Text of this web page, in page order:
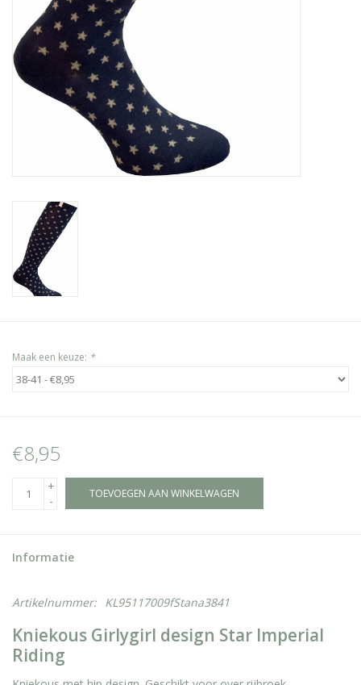
Maak een keuze: *
€8,95
+
-
TOEVOEGEN AAN WINKELWAGEN
Informatie
Artikelnummer: KL95117009fStana3841
Kniekous Girlygirl design Star Imperial
Riding